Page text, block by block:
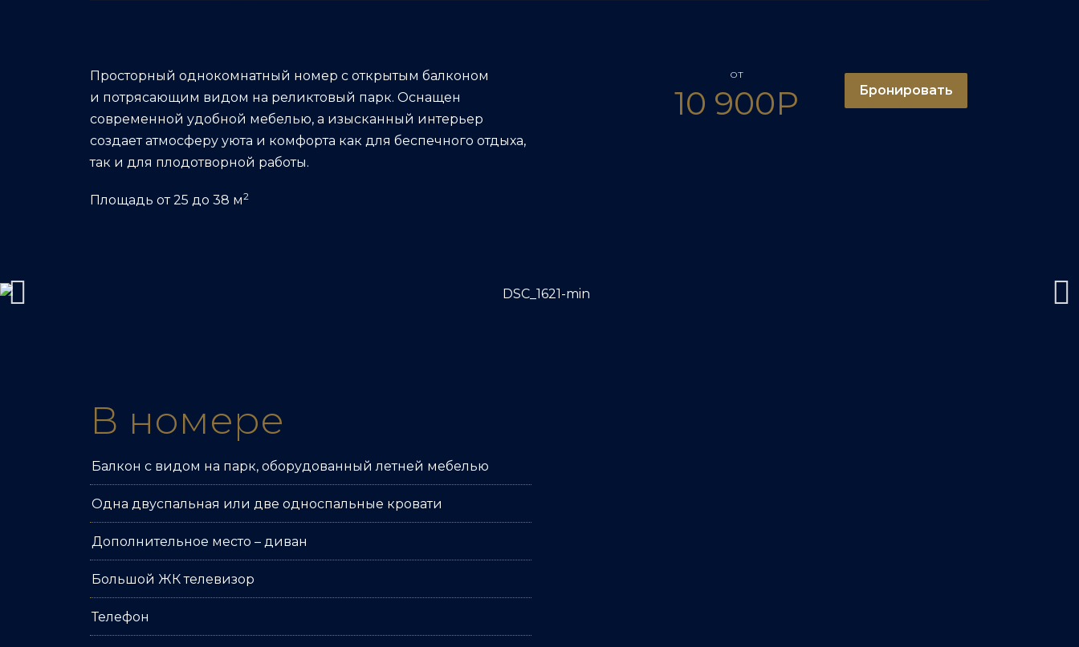
Просторный однокомнатный номер с открытым балконом
и потрясающим видом на реликтовый парк. Оснащен
современной удобной мебелью, а изысканный интерьер
создает атмосферу уюта и комфорта как для беспечного отдыха,
так и для плодотворной работы.
Площадь от 25 до 38 м2
от
10 900Р Бронировать
В номере
Балкон с видом на парк, оборудованный летней мебелью
Одна двуспальная или две односпальные кровати
Дополнительное место – диван
Большой ЖК телевизор
Телефон